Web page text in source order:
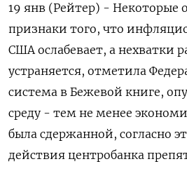
19 янв (Рейтер) -
признаки того, что
США ослабевает, а нехватки
устраняется, отметила
система в Бежевой книге,
среду - тем не менее
была сдержанной, согласно
действия центробанка